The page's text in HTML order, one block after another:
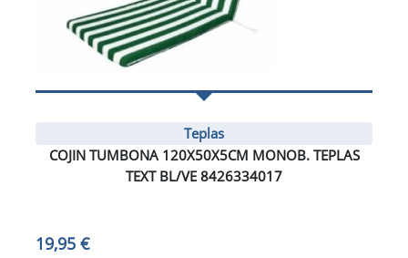
Teplas
COJIN TUMBONA 120X50X5CM MONOB. TEPLAS
TEXT BL/VE 8426334017
19,95 €